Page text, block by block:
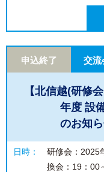
申込終了 交流
【北信越(研修
年度 設
のお知
日時：
研修会：2025
換会：19：00